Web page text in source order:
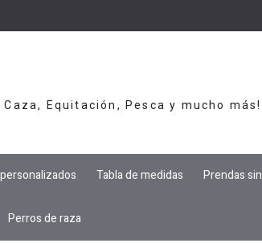
Equitación, Pesca y mucho más!
Tabla de medidas Prendas
Perros de raza